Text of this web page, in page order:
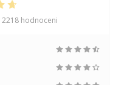
2218 hodnoceni